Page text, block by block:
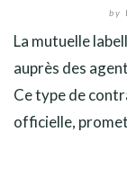
by
La mutuelle
auprès des
Ce type de
officielle,